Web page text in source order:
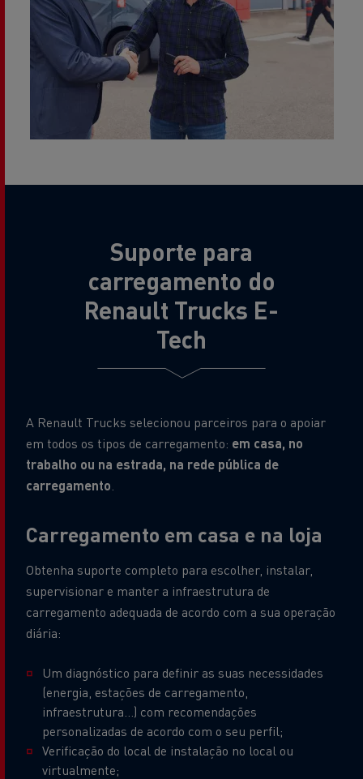
Suporte para
carregamento do
Renault Trucks E-
Tech
A Renault Trucks selecionou parceiros para o apoiar
em todos os tipos de carregamento: em casa, no
trabalho ou na estrada, na rede pública de
carregamento
Carregamento em casa e na loja
Obtenha suporte completo para escolher, instalar,
supervisionar e manter a infraestrutura de
carregamento adequada de acordo com a sua operação
diária:
Um diagnóstico para definir as suas necessidades
(energia, estações de carregamento,
infraestrutura...) com recomendações
personalizadas de acordo com o seu perfil;
Verificação do local de instalação no local ou
virtualmente;